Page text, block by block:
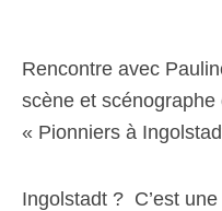
Rencontre avec
scène et
« Pionniers à
Ingolstadt ? C’est